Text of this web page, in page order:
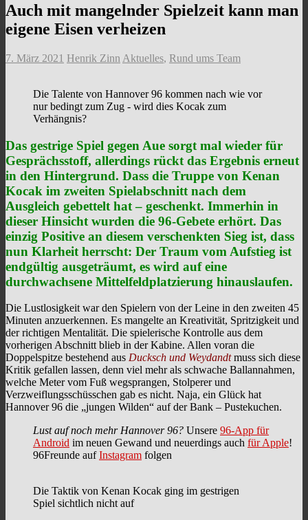
Auch mit mangelnder Spielzeit kann man
eigene Eisen verheizen
7. März 2021 Henrik Zinn Aktuelles, Rund ums Team
Die Talente von Hannover 96 kommen nach wie vor
nur bedingt zum Zug - wird dies Kocak zum
Verhängnis?
Das gestrige Spiel gegen Aue sorgt mal wieder für
Gesprächsstoff, allerdings rückt das Ergebnis erneut
in den Hintergrund. Dass die Truppe von Kenan
Kocak im zweiten Spielabschnitt nach dem
Ausgleich gebettelt hat – geschenkt. Immerhin in
dieser Hinsicht wurden die 96-Gebete erhört. Das
einzig Positive an diesem verschenkten Sieg ist, dass
nun Klarheit herrscht: Der Traum vom Aufstieg ist
endgültig ausgeträumt, es wird auf eine
durchwachsene Mittelfeldplatzierung hinauslaufen.
Die Lustlosigkeit war den Spielern von der Leine in den zweiten 45
Minuten anzuerkennen. Es mangelte an Kreativität, Spritzigkeit und
der richtigen Mentalität. Die spielerische Kontrolle aus dem
vorherigen Abschnitt blieb in der Kabine. Allen voran die
Doppelspitze bestehend aus Ducksch und Weydandtmuss sich diese
Kritik gefallen lassen, denn viel mehr als schwache Ballannahmen,
welche Meter vom Fuß wegsprangen, Stolperer und
Verzweiflungsschüsschen gab es nicht. Naja, ein Glück hat
Hannover 96 die „jungen Wilden“ auf der Bank – Pustekuchen.
Lust auf noch mehr Hannover 96? Unsere 96-App für
Android im neuen Gewand und neuerdings auch für Apple!
96Freunde aufInstagram folgen
Die Taktik von Kenan Kocak ging im gestrigen
Spiel sichtlich nicht auf